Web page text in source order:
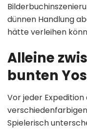
dünnen Handlung
hätte verleihen
Alleine
bunten
Vor jeder
Spielerisch